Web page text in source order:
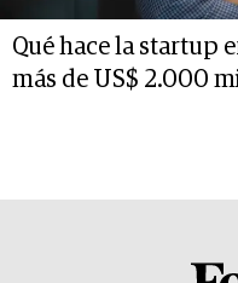
Qué hace la startup
más de US$ 2.000